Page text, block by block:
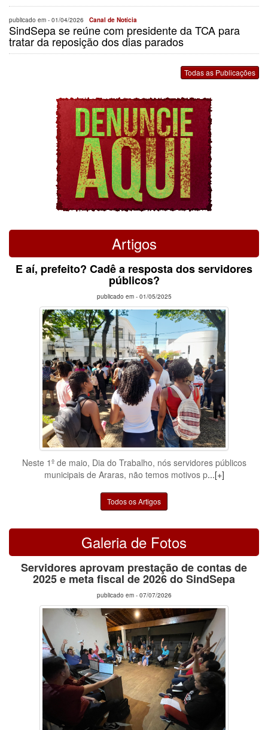
publicado em - 01/04/2026 Canal de Notícia
SindSepa se reúne com presidente da TCA para
tratar da reposição dos dias parados
Todas as Publicações
Artigos
E aí, prefeito? Cadê a resposta dos servidores
públicos?
publicado em - 01/05/2025
Neste 1º de maio, Dia do Trabalho, nós servidores públicos
municipais de Araras, não temos motivos p...[+]
Todos os Artigos
Galeria de Fotos
Servidores aprovam prestação de contas de
2025 e meta fiscal de 2026 do SindSepa
publicado em - 07/07/2026